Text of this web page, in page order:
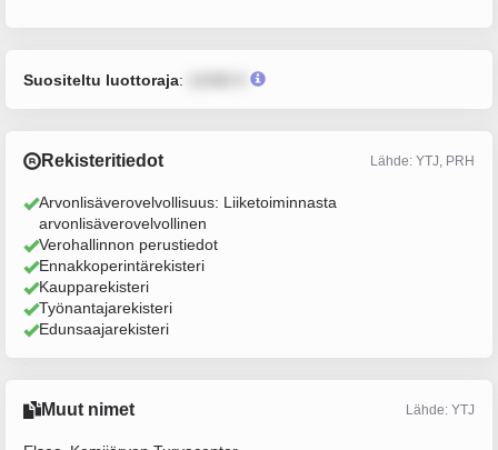
Suositeltu luottoraja:
Rekisteritiedot Lähde: YTJ, PRH
Arvonlisäverovelvollisuus: Liiketoiminnasta
arvonlisäverovelvollinen
Verohallinnon perustiedot
Ennakkoperintärekisteri
Kaupparekisteri
Työnantajarekisteri
Edunsaajarekisteri
Muut nimet Lähde: YTJ